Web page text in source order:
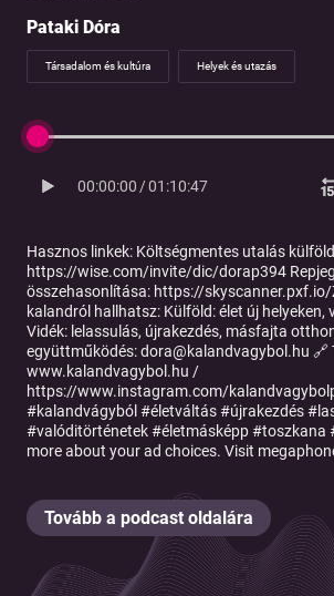
Pataki Dóra
Társadalom és kultúra Helyek és utazás
00:00:00/01:10:47
Hasznos linkek: Költségmentes utalás
https://wise.com/invite/dic/dorap394
összehasonlítása: https://
kalandról hallhatsz: Külföld: élet új helyeken,
Vidék: lelassulás, újrakezdés, másfajta
együttműködés: dora@kalandvagybol.hu 🔗
www.kalandvagybol.hu /
https://www.instagram.com/
#kalandvágyból #életváltás #újrakezdés
#valóditörténetek #életmásképp #toszkana
more about your ad choices. Visit
Tovább a podcast oldalára